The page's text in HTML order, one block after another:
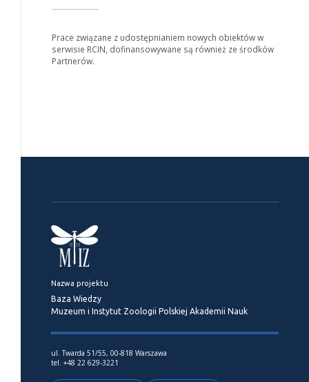
Prace związane z udostępnianiem nowych obiektów w
serwisie RCIN, dofinansowywane są również ze środków
Partnerów.
Nazwa projektu
Baza Wiedzy
Muzeum i Instytut Zoologii Polskiej Akademii Nauk
ul. Twarda 51/55, 00-818 Warszawa
tel. +48 22 629-3221